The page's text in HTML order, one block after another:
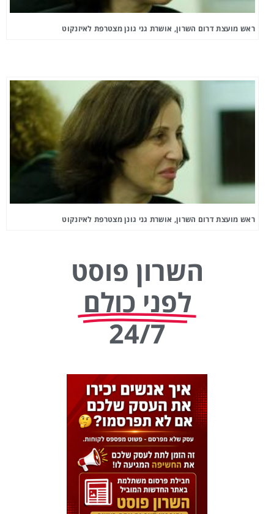
ראש מועצת דרום השרון, אושרת גני גונן מצטרפת לאיזנקוט
ראש מועצת דרום השרון, אושרת גני גונן מצטרפת לאיזנקוט
השרון פוסט
לפני כולם
24/7